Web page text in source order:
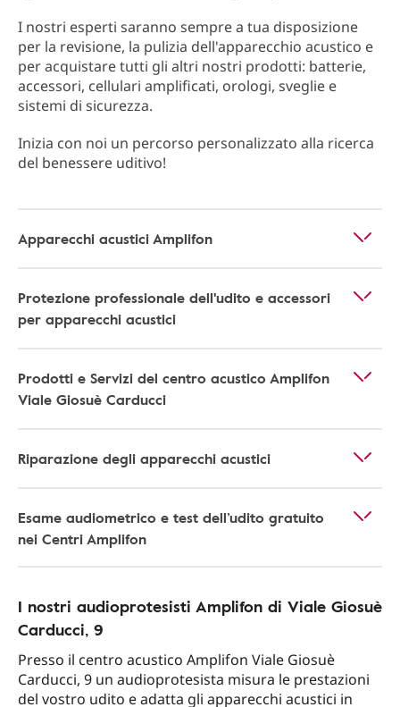
I nostri esperti saranno sempre a tua disposizione
per la revisione, la pulizia dell'apparecchio acustico e
per acquistare tutti gli altri nostri prodotti: batterie,
accessori, cellulari amplificati, orologi, sveglie e
sistemi di sicurezza.
Inizia con noi un percorso personalizzato alla ricerca
del benessere uditivo!
Apparecchi acustici Amplifon
Protezione professionale dell'udito e accessori
per apparecchi acustici
Prodotti e Servizi del centro acustico Amplifon
Viale Giosuè Carducci
Riparazione degli apparecchi acustici
Esame audiometrico e test dell’udito gratuito
nei Centri Amplifon
I nostri audioprotesisti Amplifon di Viale Giosuè
Carducci, 9
Presso il centro acustico Amplifon Viale Giosuè
Carducci, 9 un audioprotesista misura le prestazioni
del vostro udito e adatta gli apparecchi acustici in